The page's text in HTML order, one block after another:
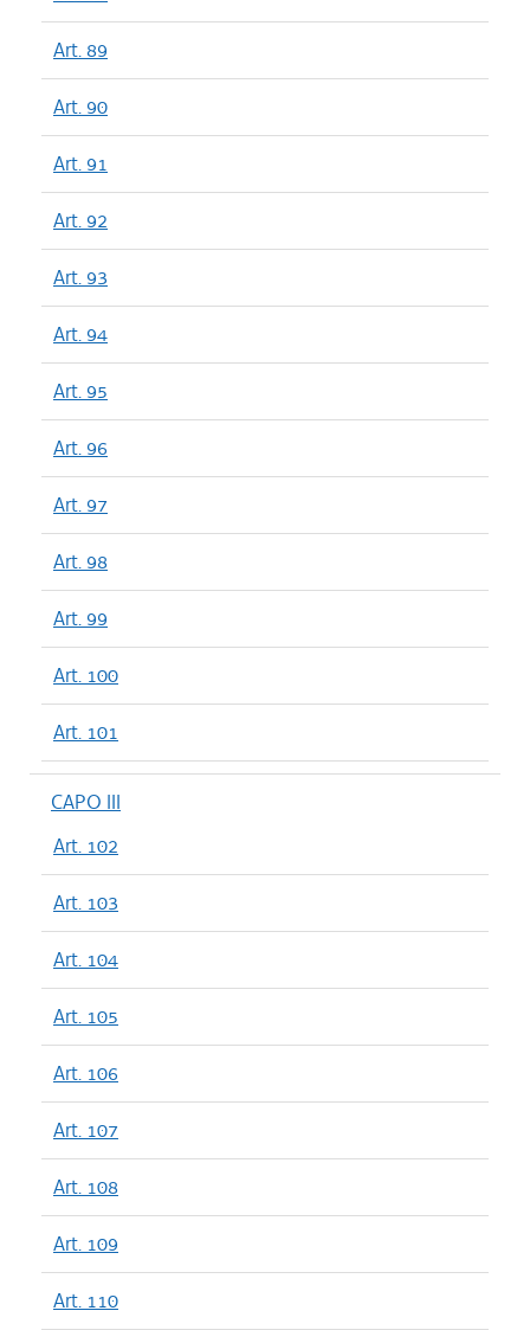
Art. 89
Art. 90
Art. 91
Art. 92
Art. 93
Art. 94
Art. 95
Art. 96
Art. 97
Art. 98
Art. 99
Art. 100
Art. 101
CAPO III
Art. 102
Art. 103
Art. 104
Art. 105
Art. 106
Art. 107
Art. 108
Art. 109
Art. 110